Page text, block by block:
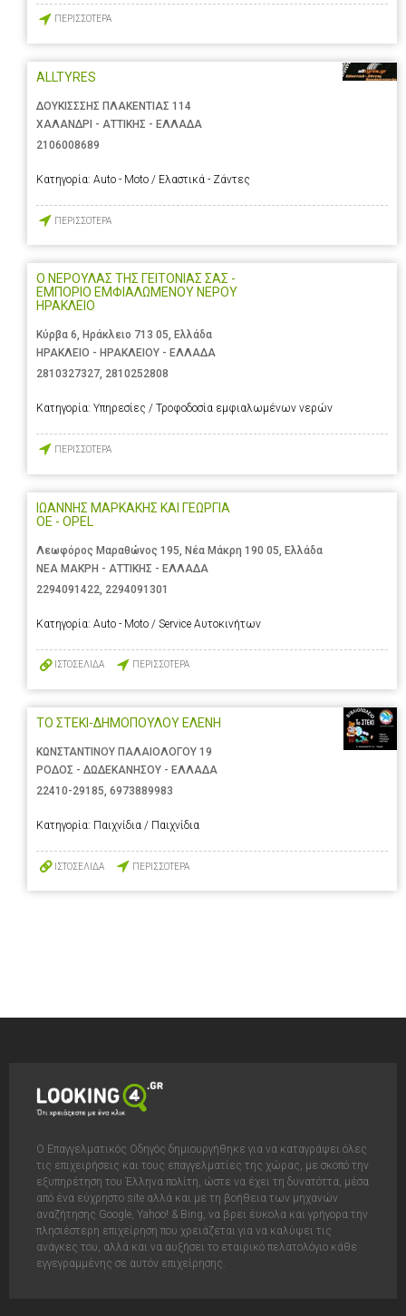
ΠΕΡΙΣΣΟΤΕΡΑ
ALLTYRES
ΔΟΥΚΙΣΣΣΗΣ ΠΛΑΚΕΝΤΙΑΣ 114
ΧΑΛΑΝΔΡΙ - ΑΤΤΙΚΗΣ - ΕΛΛΑΔΑ
2106008689
Κατηγορία: Auto - Moto / Ελαστικά - Ζάντες
ΠΕΡΙΣΣΟΤΕΡΑ
Ο ΝΕΡΟΥΛΑΣ ΤΗΣ ΓΕΙΤΟΝΙΑΣ ΣΑΣ -
ΕΜΠΟΡΙΟ ΕΜΦΙΑΛΩΜΕΝΟΥ ΝΕΡΟΥ
ΗΡΑΚΛΕΙΟ
Κύρβα 6, Ηράκλειο 713 05, Ελλάδα
ΗΡΑΚΛΕΙΟ - ΗΡΑΚΛΕΙΟΥ - ΕΛΛΑΔΑ
2810327327, 2810252808
Κατηγορία: Υπηρεσίες / Τροφοδοσία εμφιαλωμένων νερών
ΠΕΡΙΣΣΟΤΕΡΑ
ΙΩΑΝΝΗΣ ΜΑΡΚΑΚΗΣ ΚΑΙ ΓΕΩΡΓΙΑ
ΟΕ - OPEL
Λεωφόρος Μαραθώνος 195, Νέα Μάκρη 190 05, Ελλάδα
ΝΕΑ ΜΑΚΡΗ - ΑΤΤΙΚΗΣ - ΕΛΛΑΔΑ
2294091422 2294091301
Κατηγορία: Auto - Moto / Service Αυτοκινήτων
ΙΣΤΟΣΕΛΙΔΑ ΠΕΡΙΣΣΟΤΕΡΑ
ΤΟ ΣΤΕΚΙ-ΔΗΜΟΠΟΥΛΟΥ ΕΛΕΝΗ
ΚΩΝΣΤΑΝΤΙΝΟΥ ΠΑΛΑΙΟΛΟΓΟΥ 19
ΡΟΔΟΣ - ΔΩΔΕΚΑΝΗΣΟΥ - ΕΛΛΑΔΑ
22410-29185, 6973889983
Κατηγορία: Παιχνίδια / Παιχνίδια
ΙΣΤΟΣΕΛΙΔΑ ΠΕΡΙΣΣΟΤΕΡΑ
Ο Επαγγελματικός Οδηγός δημιουργήθηκε για να καταγράψει όλες
τις επιχειρήσεις και τους επαγγελματίες της χώρας, με σκοπό την
εξυπηρέτηση του Έλληνα πολίτη, ώστε να έχει τη δυνατόττα, μέσα
από ένα εύχρηστο site αλλά και με τη βοήθεια των μηχανών
αναζήτησης Google, Yahoo! & Bing, να βρει έυκολα και γρήγορα την
πλησιέστερη επιχείρηση που χρειάζεται για να καλύψει τις
ανάγκες του, αλλά και να αυξήσει το εταιρικό πελατολόγιο κάθε
εγγεγραμμένης σε αυτόν επιχείρησης.